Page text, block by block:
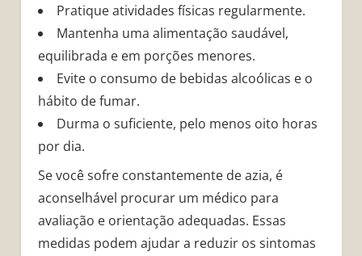
Pratique atividades físicas regularmente.
Mantenha uma alimentação saudável,
equilibrada e em porções menores.
Evite o consumo de bebidas alcoólicas e o
hábito de fumar.
Durma o suficiente, pelo menos oito horas
por dia.
Se você sofre constantemente de azia, é
aconselhável procurar um médico para
avaliação e orientação adequadas. Essas
medidas podem ajudar a reduzir os sintomas